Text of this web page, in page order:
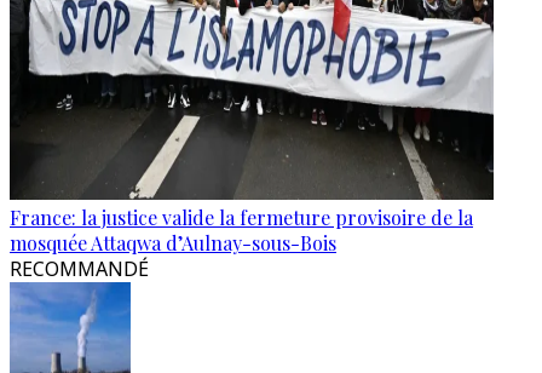
France: la justice valide la fermeture provisoire de la
mosquée Attaqwa d’Aulnay-sous-Bois
RECOMMANDÉ